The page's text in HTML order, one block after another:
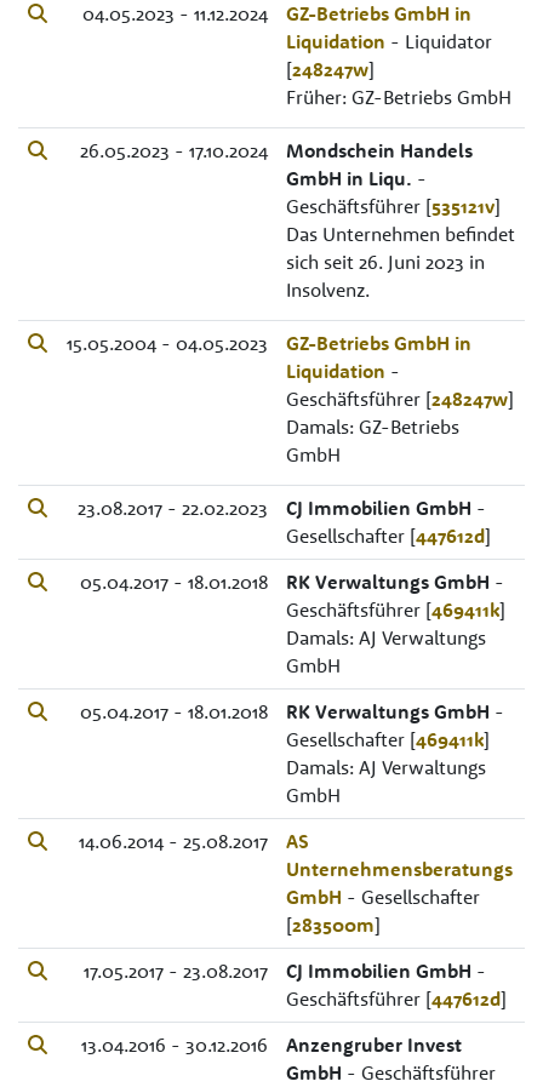
04.05.2023 - 11.12.2024
GZ-Betriebs GmbH in
Liquidation - Liquidator
[248247w]
Früher: GZ-Betriebs GmbH
26.05.2023 - 17.10.2024
Mondschein Handels
GmbH in Liqu. -
Geschäftsführer [535121v]
Das Unternehmen befindet
sich seit 26. Juni 2023 in
Insolvenz.
15.05.2004 - 04.05.2023
GZ-Betriebs GmbH in
Liquidation -
Geschäftsführer [248247w]
Damals: GZ-Betriebs
GmbH
23.08.2017 - 22.02.2023 CJ Immobilien GmbH -
Gesellschafter [447612d]
05.04.2017 - 18.01.2018
RK Verwaltungs GmbH -
Geschäftsführer [469411k]
Damals: AJ Verwaltungs
GmbH
05.04.2017 - 18.01.2018
RK Verwaltungs GmbH -
Gesellschafter [469411k]
Damals: AJ Verwaltungs
GmbH
14.06.2014 - 25.08.2017
AS
Unternehmensberatungs
GmbH - Gesellschafter
[283500m]
17.05.2017 - 23.08.2017
CJ Immobilien GmbH -
Geschäftsführer [447612d]
13.04.2016 - 30.12.2016
Anzengruber Invest
GmbH - Geschäftsführer